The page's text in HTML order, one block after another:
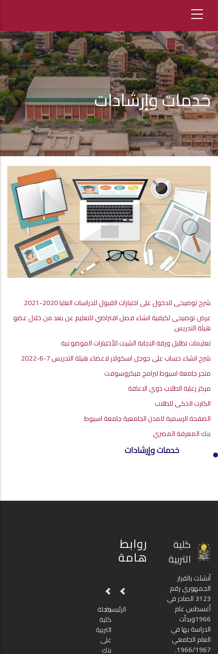
خدمات وإرشادات
شرح توضيحى للدخول على اختبارات القبول للدراسات العليا 2020-2021
عرض توضيحى لكيفية انشاء فصل افتراضي للتعليم عن بعد من خلال عضو
هيئة التدريس
تعليمات تظليل ورقة الاجابة الشيت للأختبارات الموضوعية
شرح انشاء حساب على جوجل اسكولار لاعضاء هيئة التدريس 7-6-2022
متجر جامعة اسيوط لبرامج ميكروسوفت
مركز رعاية الطلاب ذوي الاعاقة
الكارت الذكى للطلاب
الصفحة الرسمية للمدن الجامعية جامعة اسيوط
بنك المعرفة المصري
خدمات وإرشادات
كلية
التربية
أنشئت بالقرار
الجمهوري رقم
3123 الصادر في
أغسطس عام
1966وبدأت
الدراسة بها في
العام الجامعي
1966/1967.
روابط
هامة
الرئيسيةمجلة
كلية
التربية
على
بنك